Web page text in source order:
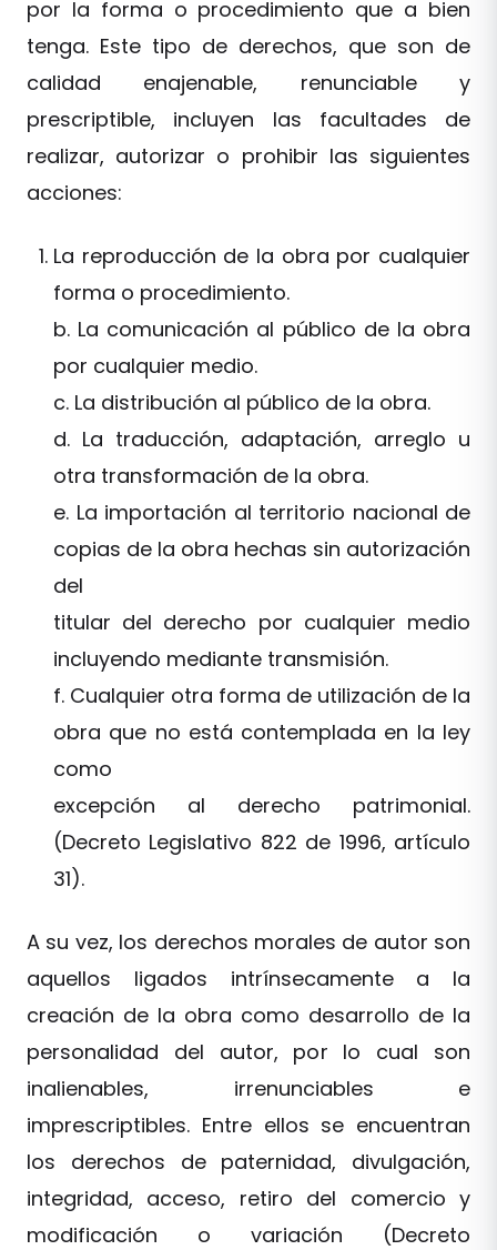
por la forma o procedimiento que a bien
tenga. Este tipo de derechos, que son de
calidad enajenable, renunciable y
prescriptible, incluyen las facultades de
realizar, autorizar o prohibir las siguientes
acciones:
La reproducción de la obra por cualquier
forma o procedimiento.
b. La comunicación al público de la obra
por cualquier medio.
c. La distribución al público de la obra.
d. La traducción, adaptación, arreglo u
otra transformación de la obra.
e. La importación al territorio nacional de
copias de la obra hechas sin autorización
del
titular del derecho por cualquier medio
incluyendo mediante transmisión.
f. Cualquier otra forma de utilización de la
obra que no está contemplada en la ley
como
excepción al derecho patrimonial.
(Decreto Legislativo 822 de 1996, artículo
31).
A su vez, los derechos morales de autor son
aquellos ligados intrínsecamente a la
creación de la obra como desarrollo de la
personalidad del autor, por lo cual son
inalienables, irrenunciables e
imprescriptibles. Entre ellos se encuentran
los derechos de paternidad, divulgación,
integridad, acceso, retiro del comercio y
modificación o variación (Decreto